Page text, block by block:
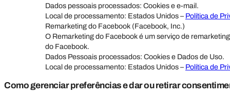
Dados pessoais processados: Cookies e e-mail.
Local de processamento: Estados Unidos – Política de
Remarketing do Facebook (Facebook, Inc.)
O Remarketing do Facebook é um serviço de
do Facebook.
Dados Pessoais processados: Cookies e Dados de Uso.
Local de processamento: Estados Unidos – Política de
Como gerenciar preferências e dar ou retirar